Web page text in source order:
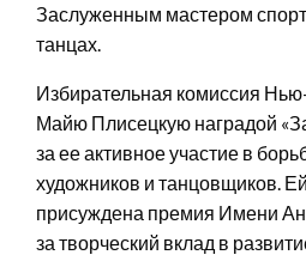
Заслуженным мастером
танцах.
Избирательная комиссия
Майю Плисецкую наградой
за ее активное участие в
художников и танцовщиков.
присуждена премия Имени
за творческий вклад в